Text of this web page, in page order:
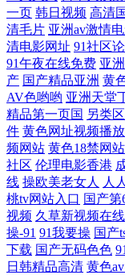
欧美精品一区二区久
三级网站视频 五月花
草全福视在线 免费看
萝av 91备用地址发布
碰99热 国产第一页福
亚洲瑟瑟王国 台湾成
色AV伊人 中文字幕37
一页 韩日视频 高清
清毛片 亚洲av激情
清电影网址 91社区
91午夜在线免费 亚
产 国产精品亚洲 黄
AV色哟哟 亚洲天堂
精品第一页国 另类
件 黄色网址视频播放
频网站 黄色18禁网站
社区 伦理电影香港
线 操欧美老女人 人
桃tv网站入口 国产第
视频 久草新视频在线
操-91 91我要操 国产
下载 国产无码色色
日韩精品高清 黄色av